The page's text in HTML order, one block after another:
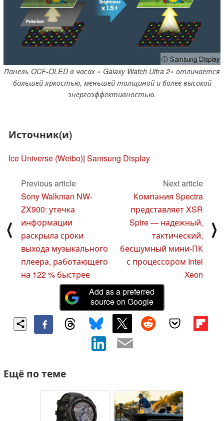
ⓘ Samsung Display
Панель OCF-OLED в часах « Galaxy Watch Ultra 2» отличается
большей яркостью, меньшей толщиной и более высокой
энергоэффективностью.
Источник(и)
Ice Universe (Weibo)| Samsung Display
⟨
Previous article
Sony Walkman NW-
ZX900: утечка
информации
раскрыла сроки
выхода музыкального
плеера, работающего
на 122 % быстрее
Next article
Компания Spectra
представляет XSR
Spire — надежный,
тактический,
бесшумный мини-ПК
с процессором Intel
Xeon
⟩
Add as a preferred
source on Google
Ещё по теме